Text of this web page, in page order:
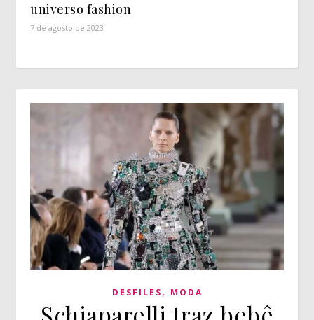
universo fashion
7 de agosto de 2023
DESFILES, MODA